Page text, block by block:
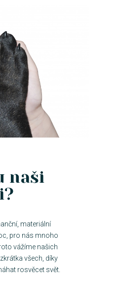
naši
materiální
pro nás mnoho
vážíme našich
všech, díky
rosvěcet svět.